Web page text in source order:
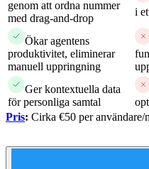
genom att ordna nummer
med drag-and-drop
i
Ökar agentens
produktivitet, eliminerar
manuell uppringning
Ger kontextuella data
för personliga samtal
Pris: Cirka €50 per användare/